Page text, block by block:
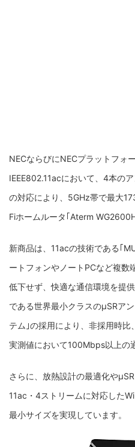
NECならびにNECプラットフォ
IEEE802.11acにおいて、4本の
の対応により、5GHz帯で最大
Fiホームルータ｢Aterm
新商品は、11acの技術である｢
ートフォンやノートPCなど複数
低下せず、快適な通信環境を提
である世界最小クラスのμSRア
テム｣の採用により、非採用時比
実測値において100Mbps以上の
さらに、放熱設計の最適化や
11ac・4ストリームに対応した
最小サイズを実現しています。